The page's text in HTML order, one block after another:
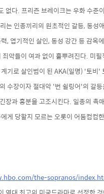
없다. 프리즌 브레이크는 우화 수준
는 인종끼리의 원초적인 갈등, 동성
, 엽기적인 살인, 동성 강간 등 감옥
악들이 여과 없이 흩뿌려진다. 미
기로 살인범이 된 AKA(일명) '토비'
수장이자 절대악 '번 쉴링어'의 갈
장과 흥분을 고조시킨다. 일종의 촉
게 당할지 모르는 오롯이 어둠컴컴
the-sopranos/